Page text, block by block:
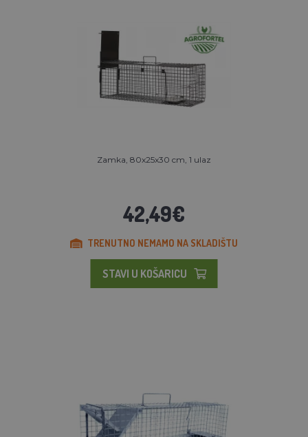
Zamka, 80x25x30 cm, 1 ulaz
42,49€
TRENUTNO NEMAMO NA SKLADIŠTU
STAVI U KOŠARICU